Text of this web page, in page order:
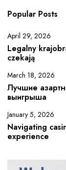
Popular Posts
April 29, 2026
Legalny
czekają
March 18, 2026
Лучшие
выигрыша
January 5, 2026
Navigating
experience